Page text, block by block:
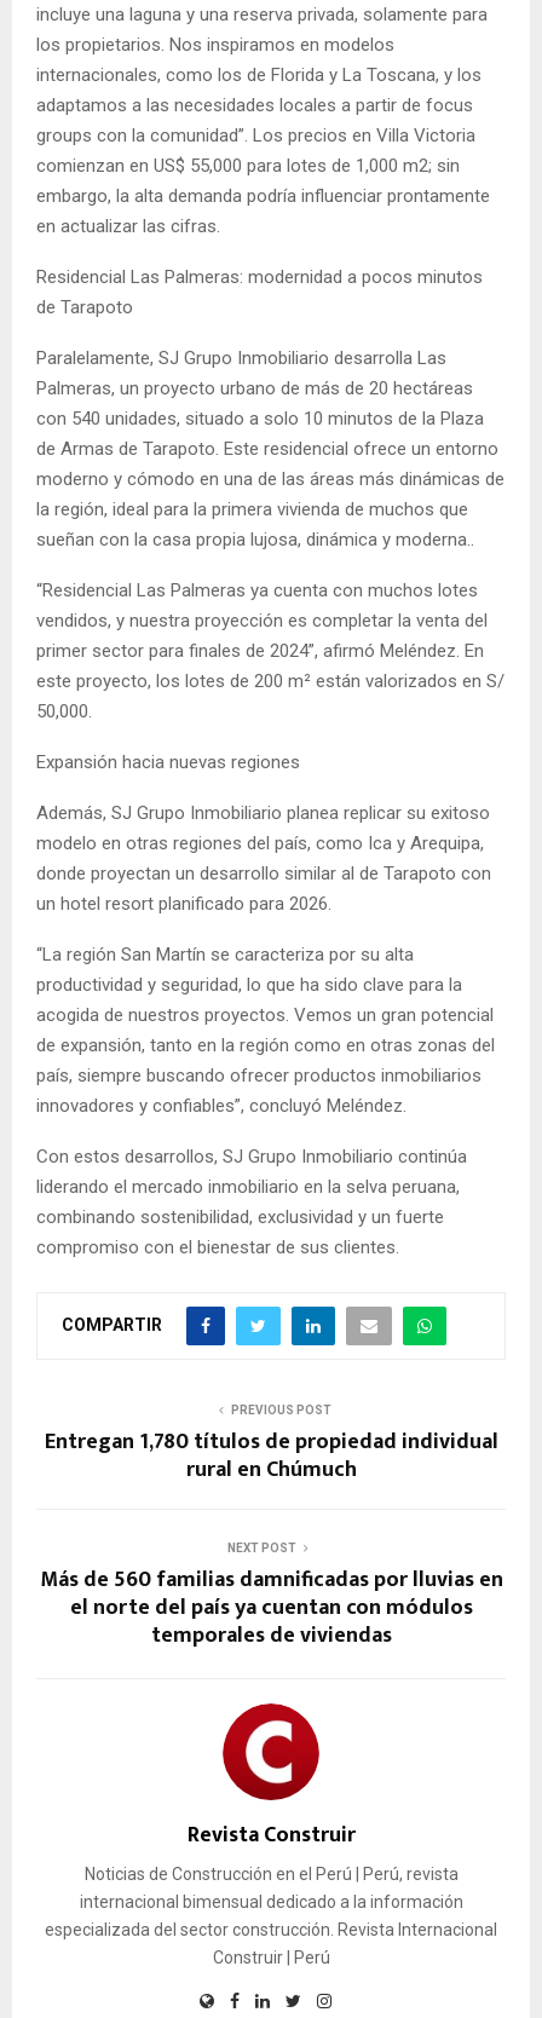
incluye una laguna y una reserva privada, solamente para
los propietarios. Nos inspiramos en modelos
internacionales, como los de Florida y La Toscana, y los
adaptamos a las necesidades locales a partir de focus
groups con la comunidad”. Los precios en Villa Victoria
comienzan en US$ 55,000 para lotes de 1,000 m2; sin
embargo, la alta demanda podría influenciar prontamente
en actualizar las cifras.
Residencial Las Palmeras: modernidad a pocos minutos
de Tarapoto
Paralelamente, SJ Grupo Inmobiliario desarrolla Las
Palmeras, un proyecto urbano de más de 20 hectáreas
con 540 unidades, situado a solo 10 minutos de la Plaza
de Armas de Tarapoto. Este residencial ofrece un entorno
moderno y cómodo en una de las áreas más dinámicas de
la región, ideal para la primera vivienda de muchos que
sueñan con la casa propia lujosa, dinámica y moderna..
“Residencial Las Palmeras ya cuenta con muchos lotes
vendidos, y nuestra proyección es completar la venta del
primer sector para finales de 2024”, afirmó Meléndez. En
este proyecto, los lotes de 200 m² están valorizados en S/
50,000.
Expansión hacia nuevas regiones
Además, SJ Grupo Inmobiliario planea replicar su exitoso
modelo en otras regiones del país, como Ica y Arequipa,
donde proyectan un desarrollo similar al de Tarapoto con
un hotel resort planificado para 2026.
“La región San Martín se caracteriza por su alta
productividad y seguridad, lo que ha sido clave para la
acogida de nuestros proyectos. Vemos un gran potencial
de expansión, tanto en la región como en otras zonas del
país, siempre buscando ofrecer productos inmobiliarios
innovadores y confiables”, concluyó Meléndez.
Con estos desarrollos, SJ Grupo Inmobiliario continúa
liderando el mercado inmobiliario en la selva peruana,
combinando sostenibilidad, exclusividad y un fuerte
compromiso con el bienestar de sus clientes.
COMPARTIR
PREVIOUS POST
Entregan 1,780 títulos de propiedad individual
rural en Chúmuch
NEXT POST
Más de 560 familias damnificadas por lluvias en
el norte del país ya cuentan con módulos
temporales de viviendas
Revista Construir
Noticias de Construcción en el Perú | Perú, revista
internacional bimensual dedicado a la información
especializada del sector construcción. Revista Internacional
Construir | Perú